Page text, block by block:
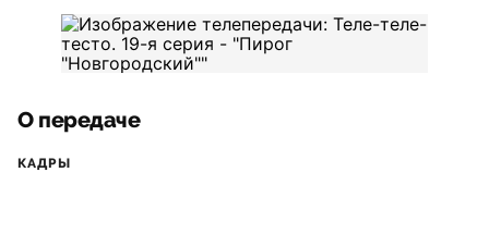
О передаче
КАДРЫ